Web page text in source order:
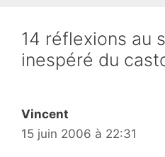
14 réflexions au
inespéré du
Vincent
15 juin 2006 à 22:31